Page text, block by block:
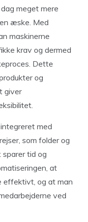
meget mere
æske. Med
maskinerne
krav og dermed
Dette
og
giver
med
som folder og
sparer tid og
at
effektivt, og at man
ved